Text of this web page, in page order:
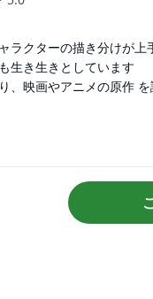
ラクターの描き分けが上
生き生きとしています
、映画やアニメの原作